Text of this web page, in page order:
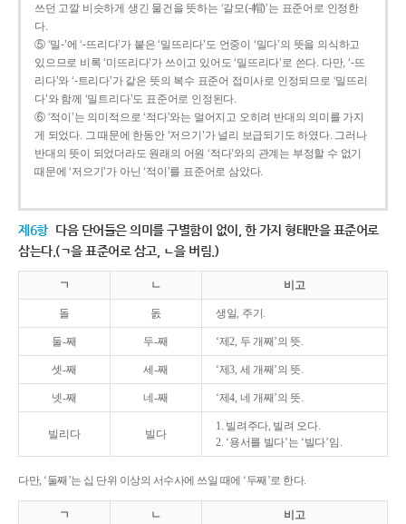
쓰던 고깔 비슷하게 생긴 물건을 뜻하는 ‘갈모(-帽)’는 표준어로 인정한
다.
⑤ ‘밀-’에 ‘-뜨리다’가 붙은 ‘밀뜨리다’도 언중이 ‘밀다’의 뜻을 의식하고
있으므로 비록 ‘미뜨리다’가 쓰이고 있어도 ‘밀뜨리다’로 쓴다. 다만, ‘-뜨
리다’와 ‘-트리다’가 같은 뜻의 복수 표준어 접미사로 인정되므로 ‘밀뜨리
다’와 함께 ‘밀트리다’도 표준어로 인정된다.
⑥ ‘적이’는 의미적으로 ‘적다’와는 멀어지고 오히려 반대의 의미를 가지
게 되었다. 그 때문에 한동안 ‘저으기’가 널리 보급되기도 하였다. 그러나
반대의 뜻이 되었더라도 원래의 어원 ‘적다’와의 관계는 부정할 수 없기
때문에 ‘저으기’가 아닌 ‘적이’를 표준어로 삼았다.
제6항 다음 단어들은 의미를 구별함이 없이, 한 가지 형태만을 표준어로
삼는다.(ㄱ을 표준어로 삼고, ㄴ을 버림.)
ㄱ ㄴ 비고
돌 돐 생일, 주기.
둘-째 두-째 ‘제2, 두 개째’의 뜻.
셋-째 세-째 ‘제3, 세 개째’의 뜻.
넷-째 네-째 ‘제4, 네 개째’의 뜻.
빌리다 빌다
1. 빌려주다, 빌려 오다.
2. ‘용서를 빌다’는 ‘빌다’임.
다만, ‘둘째’는 십 단위 이상의 서수사에 쓰일 때에 ‘두째’로 한다.
ㄱ ㄴ 비고